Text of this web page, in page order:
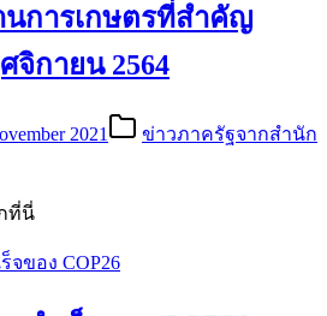
การเกษตรที่สำคัญ
จิกายน 2564
2021
ข่าวภาครัฐจากสำนัก
ที่นี่